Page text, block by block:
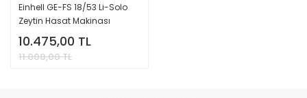
Einhell GE-FS 18/53 Li-Solo
Zeytin Hasat Makinası
10.475,00 TL
11.000,00 TL